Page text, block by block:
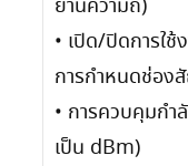
ย่านความถี่)
• เปิด/ปิดการใช้
การกำหนดช่อ
• การควบคุมกำ
เป็น dBm)